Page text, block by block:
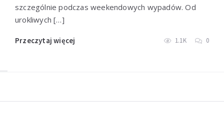
szczególnie podczas weekendowych wypadów. Od
urokliwych […]
Przeczytaj więcej 1.1K 0